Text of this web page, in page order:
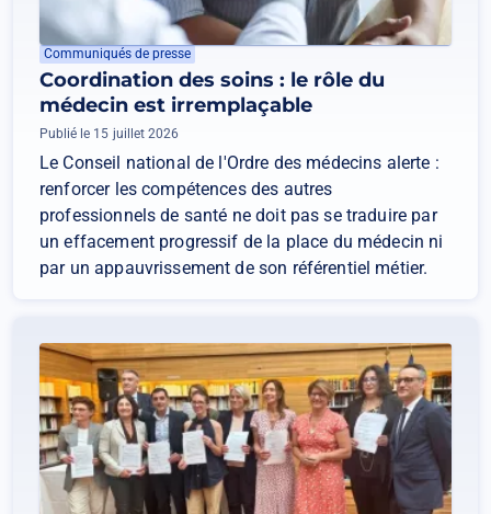
Communiqués de presse
Coordination des soins : le rôle du
médecin est irremplaçable
Publié le 15 juillet 2026
Le Conseil national de l'Ordre des médecins alerte :
renforcer les compétences des autres
professionnels de santé ne doit pas se traduire par
un effacement progressif de la place du médecin ni
par un appauvrissement de son référentiel métier.